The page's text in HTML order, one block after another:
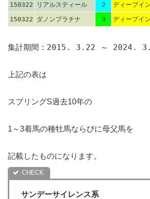
150322 リアルスティール ２ ディープイ
150322 ダノンプラチナ ３ ディープイ
集計期間：2015. 3.22 ～ 2024.
上記の表は
スプリングS過去10年の
1～3着馬の種牡馬ならびに母父馬を
記載したものになります。
サンデーサイレンス系